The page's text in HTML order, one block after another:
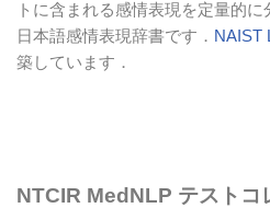
トに含まれる感情表現を定量的
日本語感情表現辞書です． NAIST
築しています．
NTCIR MedNLP テストコ